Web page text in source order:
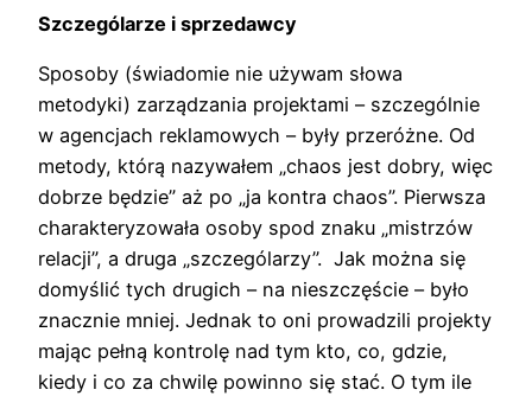
Szczególarze i sprzedawcy
Sposoby (świadomie nie używam słowa
metodyki) zarządzania projektami – szczególnie
w agencjach reklamowych – były przeróżne. Od
metody, którą nazywałem „chaos jest dobry, więc
dobrze będzie” aż po „ja kontra chaos”. Pierwsza
charakteryzowała osoby spod znaku „mistrzów
relacji”, a druga „szczególarzy”. Jak można się
domyślić tych drugich – na nieszczęście – było
znacznie mniej. Jednak to oni prowadzili projekty
mając pełną kontrolę nad tym kto, co, gdzie,
kiedy i co za chwilę powinno się stać. O tym ile